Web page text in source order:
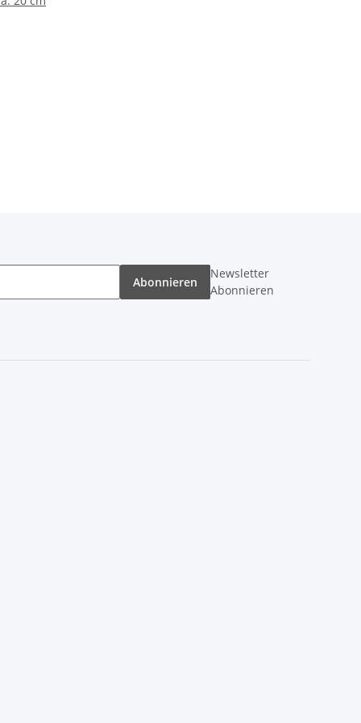
Abonnieren
Newsletter
Abonnieren